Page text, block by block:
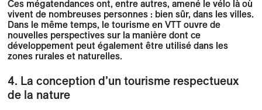
Ces mégatendances ont, entre autres, amené le vélo là où
vivent de nombreuses personnes : bien sûr, dans les villes.
Dans le même temps, le tourisme en VTT ouvre de
nouvelles perspectives sur la manière dont ce
développement peut également être utilisé dans les
zones rurales et naturelles.
4. La conception d’un tourisme respectueux
de la nature